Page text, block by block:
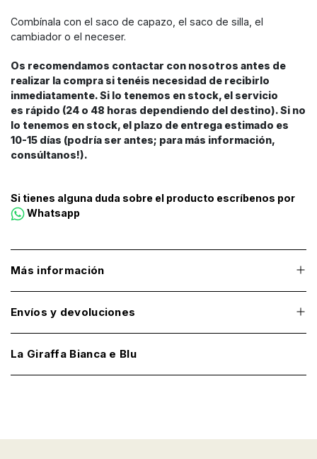
Combínala con el saco de capazo, el saco de silla, el
cambiador o el neceser.
Os recomendamos contactar con nosotros antes de
realizar la compra si tenéis necesidad de recibirlo
inmediatamente. Si lo tenemos en stock, el servicio
es rápido (24 o 48 horas dependiendo del destino). Si no
lo tenemos en stock, el plazo de entrega estimado es
10-15 días (podría ser antes; para más información,
consúltanos!).
Si tienes alguna duda sobre el producto escríbenos por
Whatsapp
Más información
Envíos y devoluciones
La Giraffa Bianca e Blu